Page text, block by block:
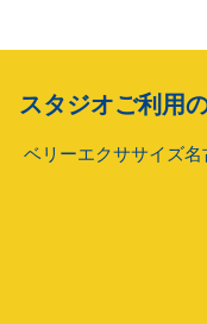
スタジオご利用
ベリーエクササイズ名